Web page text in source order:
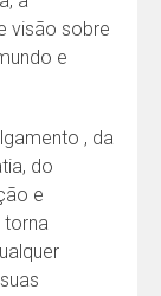
visão sobre
e
, da
do
e
torna